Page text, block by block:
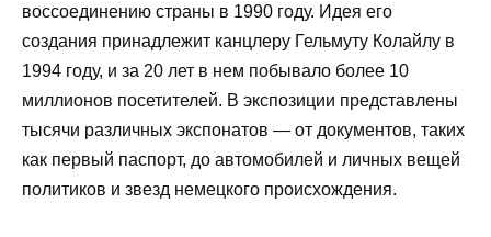
воссоединению страны в 1990 году. Идея его
создания принадлежит канцлеру Гельмуту Колайлу в
1994 году, и за 20 лет в нем побывало более 10
миллионов посетителей. В экспозиции представлены
тысячи различных экспонатов — от документов, таких
как первый паспорт, до автомобилей и личных вещей
политиков и звезд немецкого происхождения.